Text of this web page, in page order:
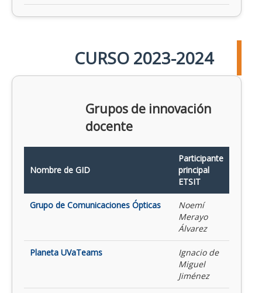
CURSO 2023-2024
Grupos de innovación
docente
Nombre de GID
Participante
principal
ETSIT
Grupo de Comunicaciones Ópticas
Noemí
Merayo
Álvarez
Planeta UVaTeams
Ignacio de
Miguel
Jiménez